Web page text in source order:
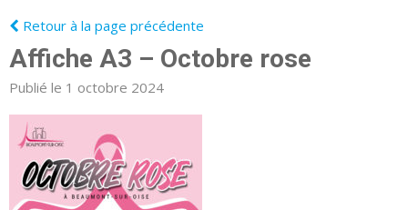
Retour à la page précédente
Affiche A3 – Octobre rose
Publié le 1 octobre 2024